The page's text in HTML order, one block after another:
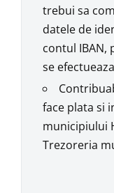
trebui sa
datele de
contul IBAN,
se
face plata si
municipiului
Trezoreria